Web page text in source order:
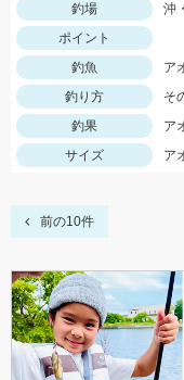
釣場
沖
ポイント
釣魚
ア
釣り方
そ
釣果
ア
サイズ
ア
前の10件